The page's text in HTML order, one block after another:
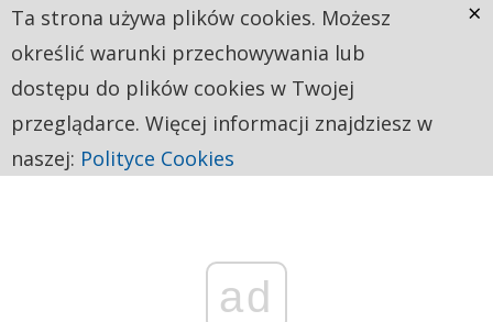
ad
Ta strona używa plików cookies. Możesz
określić warunki przechowywania lub
dostępu do plików cookies w Twojej
przeglądarce. Więcej informacji znajdziesz w
naszej: Polityce Cookies
×